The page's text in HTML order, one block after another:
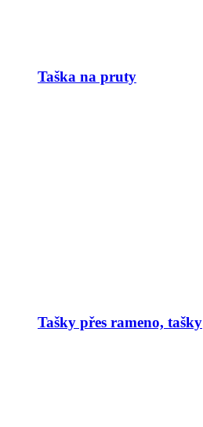
Taška na pruty
Tašky přes rameno, tašky